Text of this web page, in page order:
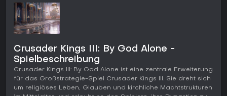
Crusader Kings III: By God Alone -
Spielbeschreibung
Crusader Kings III: By God Alone ist eine zentrale Erweiterung
für das Großstrategie-Spiel Crusader Kings III. Sie dreht sich
um religiöses Leben, Glauben und kirchliche Machtstrukturen